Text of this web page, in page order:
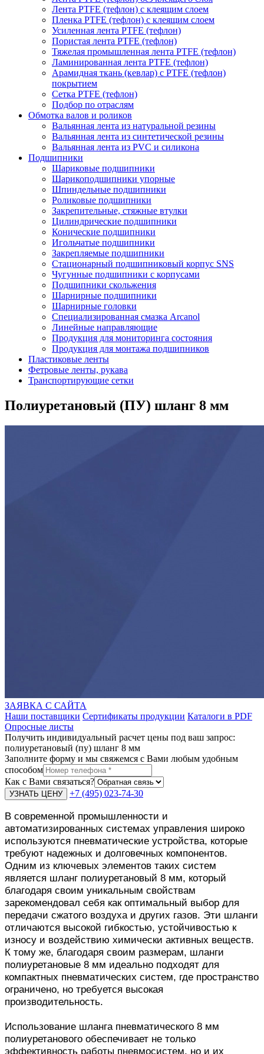
Лента PTFE (тефлон) с клеящим слоем
Пленка PTFE (тефлон) с клеящим слоем
Усиленная лента PTFE (тефлон)
Пористая лента PTFE (тефлон)
Тяжелая промышленная лента PTFE (тефлон)
Ламинированная лента PTFE (тефлон)
Арамидная ткань (кевлар) с PTFE (тефлон)
покрытием
Сетка PTFE (тефлон)
Подбор по отраслям
Обмотка валов и роликов
Вальянная лента из натуральной резины
Вальянная лента из синтетической резины
Вальянная лента из PVC и силикона
Подшипники
Шариковые подшипники
Шарикоподшипники упорные
Шпиндельные подшипники
Роликовые подшипники
Закрепительные, стяжные втулки
Цилиндрические подшипники
Конические подшипники
Игольчатые подшипники
Закрепляемые подшипники
Стационарный подшипниковый корпус SNS
Чугунные подшипники с корпусами
Подшипники скольжения
Шарнирные подшипники
Шарнирные головки
Специализированная смазка Arcanol
Линейные направляющие
Продукция для мониторинга состояния
Продукция для монтажа подшипников
Пластиковые ленты
Фетровые ленты, рукава
Транспортирующие сетки
Полиуретановый (ПУ) шланг 8 мм
ЗАЯВКА С САЙТА
Наши поставщики Сертификаты продукции Каталоги в PDF
Опросные листы
Получить индивидуальный расчет цены под ваш запрос:
полиуретановый (пу) шланг 8 мм
Заполните форму и мы свяжемся с Вами любым удобным
способом
Как с Вами связаться?
+7 (495) 023-74-30
В современной промышленности и
автоматизированных системах управления широко
используются пневматические устройства, которые
требуют надежных и долговечных компонентов.
Одним из ключевых элементов таких систем
является шланг полиуретановый 8 мм, который
благодаря своим уникальным свойствам
зарекомендовал себя как оптимальный выбор для
передачи сжатого воздуха и других газов. Эти шланги
отличаются высокой гибкостью, устойчивостью к
износу и воздействию химически активных веществ.
К тому же, благодаря своим размерам, шланги
полиуретановые 8 мм идеально подходят для
компактных пневматических систем, где пространство
ограничено, но требуется высокая
производительность.
Использование шланга пневматического 8 мм
полиуретанового обеспечивает не только
эффективность работы пневмосистем, но и их